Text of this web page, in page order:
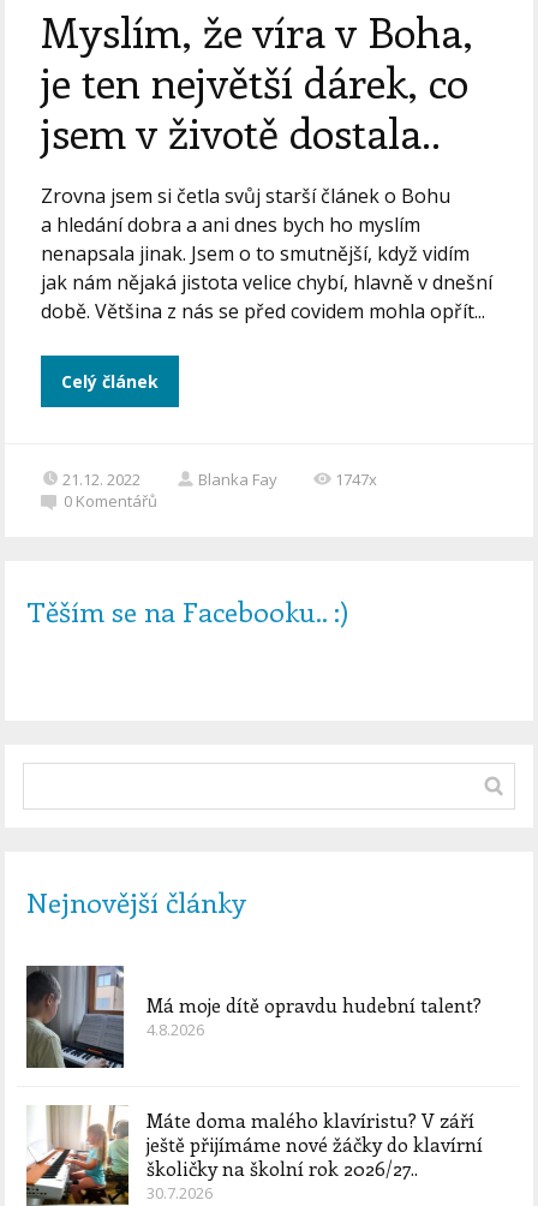
Myslím, že víra v Boha,
je ten největší dárek, co
jsem v životě dostala..
Zrovna jsem si četla svůj starší článek o Bohu
a hledání dobra a ani dnes bych ho myslím
nenapsala jinak. Jsem o to smutnější, když vidím
jak nám nějaká jistota velice chybí, hlavně v dnešní
době. Většina z nás se před covidem mohla opřít...
Celý článek
21.12. 2022 Blanka Fay
1747x
0 Komentářů
Těším se na Facebooku.. :)
Nejnovější články
Má moje dítě opravdu hudební talent?
4.8.2026
Máte doma malého klavíristu? V září
ještě přijímáme nové žáčky do klavírní
školičky na školní rok 2026/27..
30.7.2026